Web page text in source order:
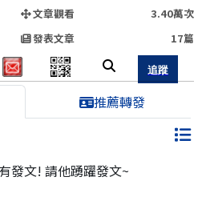
文章觀看
3.40萬次
發表文章
17篇
推薦轉發
發文! 請他踴躍發文~